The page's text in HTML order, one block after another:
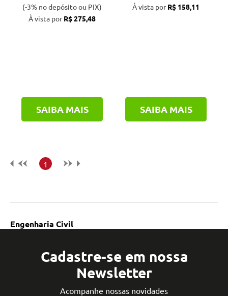
(-3% no depósito ou PIX)
À vista porR$ 275,48
SAIBA MAIS
À vista porR$ 158,11
SAIBA MAIS
1
Engenharia Civil
Cadastre-se em nossa
Newsletter
Acompanhe nossas novidades